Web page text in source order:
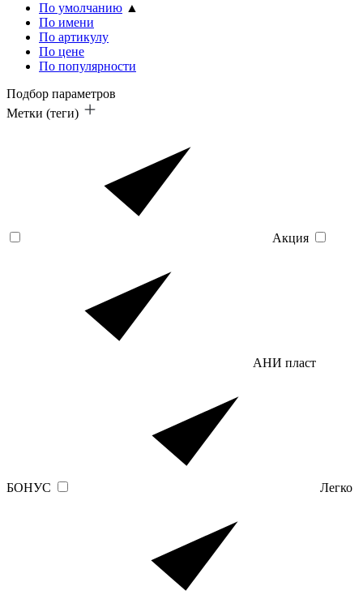
По умолчанию ▲
По имени
По артикулу
По цене
По популярности
Подбор параметров
Метки (теги)
Акция
АНИ пласт
БОНУС Легко